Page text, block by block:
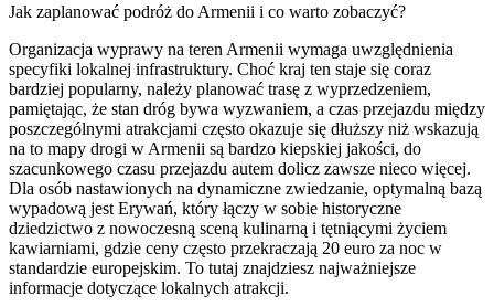
Jak zaplanować podróż do Armenii i co warto zobaczyć?
Organizacja wyprawy na teren Armenii wymaga uwzględnienia
specyfiki lokalnej infrastruktury. Choć kraj ten staje się coraz
bardziej popularny, należy planować trasę z wyprzedzeniem,
pamiętając, że stan dróg bywa wyzwaniem, a czas przejazdu między
poszczególnymi atrakcjami często okazuje się dłuższy niż wskazują
na to mapy drogi w Armenii są bardzo kiepskiej jakości, do
szacunkowego czasu przejazdu autem dolicz zawsze nieco więcej.
Dla osób nastawionych na dynamiczne zwiedzanie, optymalną bazą
wypadową jest Erywań, który łączy w sobie historyczne
dziedzictwo z nowoczesną sceną kulinarną i tętniącymi życiem
kawiarniami, gdzie ceny często przekraczają 20 euro za noc w
standardzie europejskim. To tutaj znajdziesz najważniejsze
informacje dotyczące lokalnych atrakcji.